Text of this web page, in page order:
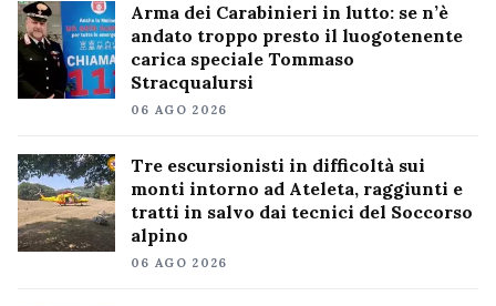
Arma dei Carabinieri in lutto: se n’è
andato troppo presto il luogotenente
carica speciale Tommaso
Stracqualursi
06 AGO 2026
Tre escursionisti in difficoltà sui
monti intorno ad Ateleta, raggiunti e
tratti in salvo dai tecnici del Soccorso
alpino
06 AGO 2026